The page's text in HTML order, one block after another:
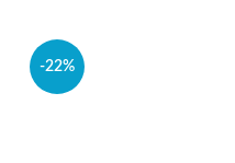
-22%